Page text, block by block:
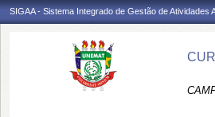
SIGAA - Sistema Integrado de Gestão de Atividades